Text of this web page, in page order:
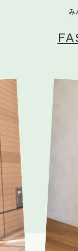
み